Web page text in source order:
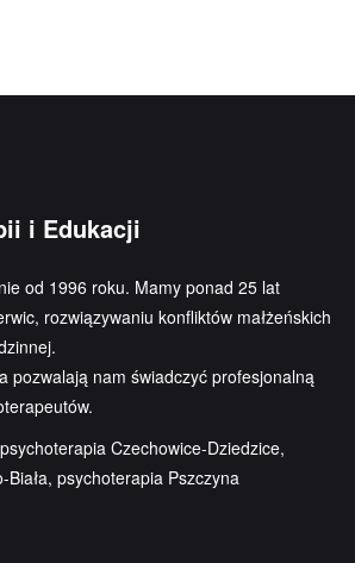
i Edukacji
od 1996 roku. Mamy ponad 25 lat
rozwiązywaniu konfliktów małżeńskich
pozwalają nam świadczyć profesjonalną
Czechowice-Dziedzice,
psychoterapia Pszczyna